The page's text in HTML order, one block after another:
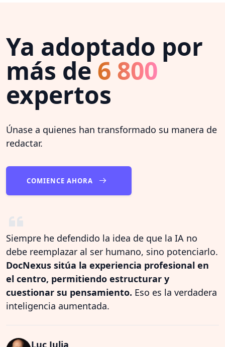
Ya adoptado por
más de 6 800
expertos
Únase a quienes han transformado su manera de
redactar.
COMIENCE AHORA
Siempre he defendido la idea de que la IA no
debe reemplazar al ser humano, sino potenciarlo.
DocNexus sitúa la experiencia profesional en
el centro, permitiendo estructurar y
cuestionar su pensamiento. Eso es la verdadera
inteligencia aumentada.
Luc Julia